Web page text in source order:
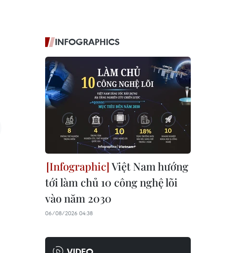
INFOGRAPHICS
Việt Nam hướng
tới làm chủ 10 công nghệ lõi
vào năm 2030
06/08/2026 04:38